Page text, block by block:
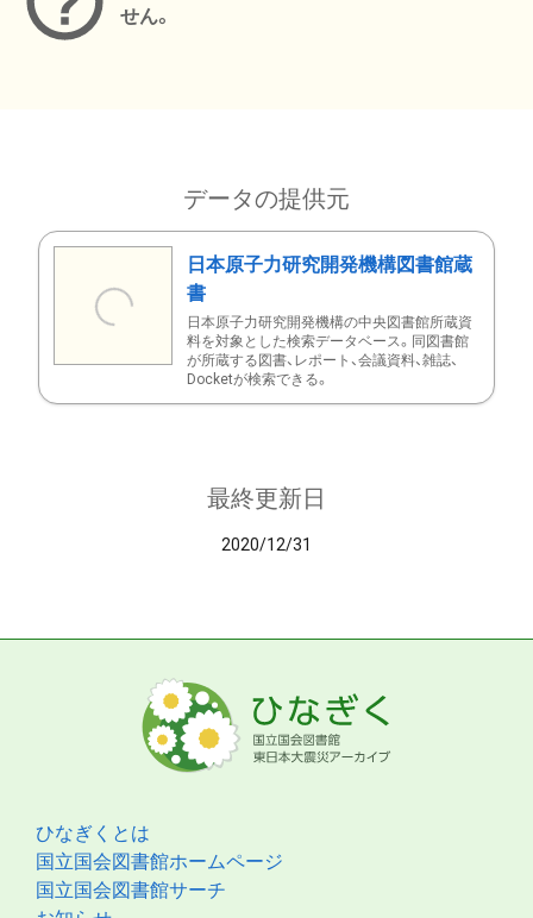
せん。
データの提供元
日本原子力研究開発機構図書館蔵
書
日本原子力研究開発機構の中央図書館所蔵資
料を対象とした検索データベース。同図書館
が所蔵する図書、レポート、会議資料、雑誌、
Docketが検索できる。
最終更新日
2020/12/31
ひなぎくとは
国立国会図書館ホームページ
国立国会図書館サーチ